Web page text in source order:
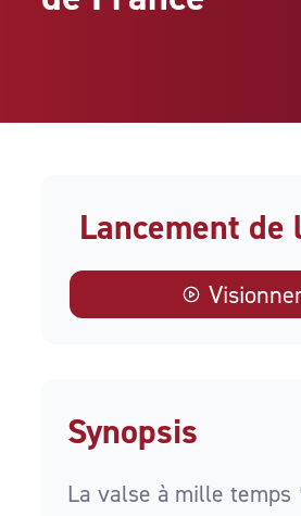
Synopsis
La valse à mille temps
Lancement de